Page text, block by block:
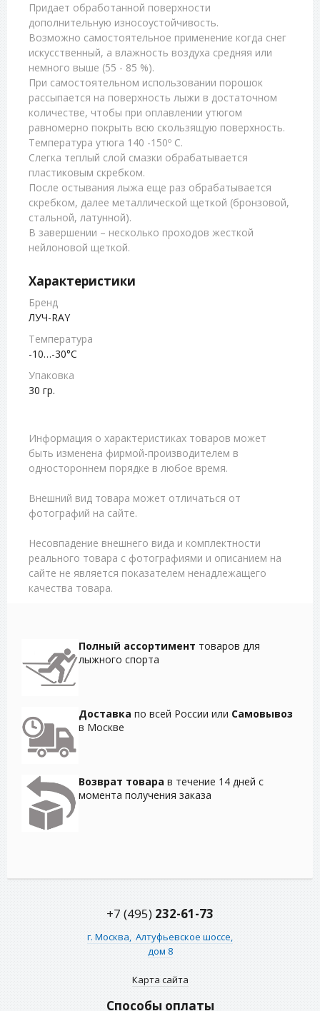
Придает обработанной поверхности
дополнительную износоустойчивость.
Возможно самостоятельное применение когда снег
искусственный, а влажность воздуха средняя или
немного выше (55 - 85 %).
При самостоятельном использовании порошок
рассыпается на поверхность лыжи в достаточном
количестве, чтобы при оплавлении утюгом
равномерно покрыть всю скользящую поверхность.
Температура утюга 140 -150º С.
Слегка теплый слой смазки обрабатывается
пластиковым скребком.
После остывания лыжа еще раз обрабатывается
скребком, далее металлической щеткой (бронзовой,
стальной, латунной).
В завершении – несколько проходов жесткой
нейлоновой щеткой.
Характеристики
Бренд
ЛУЧ-RAY
Температура
-10…-30°С
Упаковка
30 гр.
Информация о характеристиках товаров может
быть изменена фирмой-производителем в
одностороннем порядке в любое время.
Внешний вид товара может отличаться от
фотографий на сайте.
Несовпадение внешнего вида и комплектности
реального товара с фотографиями и описанием на
сайте не является показателем ненадлежащего
качества товара.
Полный ассортимент товаров для
лыжного спорта
Доставка по всей России или Самовывоз
в Москве
Возврат товара в течение 14 дней с
момента получения заказа
+7 (495) 232-61-73
г. Москва, Алтуфьевское шоссе,
дом 8
Карта сайта
Способы оплаты